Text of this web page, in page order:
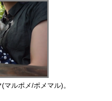
ルポメ/ポメマル)。